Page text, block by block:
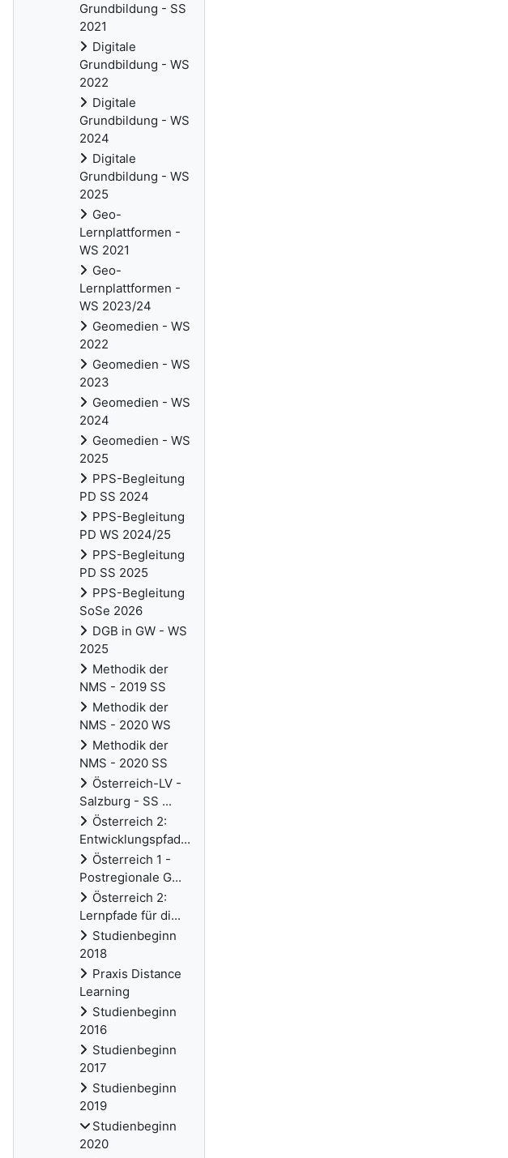
Grundbildung - SS
2021
Digitale
Grundbildung - WS
2022
Digitale
Grundbildung - WS
2024
Digitale
Grundbildung - WS
2025
Geo-
Lernplattformen -
WS 2021
Geo-
Lernplattformen -
WS 2023/24
Geomedien - WS
2022
Geomedien - WS
2023
Geomedien - WS
2024
Geomedien - WS
2025
PPS-Begleitung
PD SS 2024
PPS-Begleitung
PD WS 2024/25
PPS-Begleitung
PD SS 2025
PPS-Begleitung
SoSe 2026
DGB in GW - WS
2025
Methodik der
NMS - 2019 SS
Methodik der
NMS - 2020 WS
Methodik der
NMS - 2020 SS
Österreich-LV -
Salzburg - SS ...
Österreich 2:
Entwicklungspfad...
Österreich 1 -
Postregionale G...
Österreich 2:
Lernpfade für di...
Studienbeginn
2018
Praxis Distance
Learning
Studienbeginn
2016
Studienbeginn
2017
Studienbeginn
2019
Studienbeginn
2020